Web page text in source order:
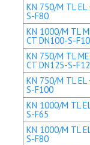
KN 750/M TL EL
S-F80
KN 1000/M TL
CT DN100-S-
KN 750/M TL
CT DN125-S-
KN 750/M TL EL
S-F100
KN 1000/M TL
S-F65
KN 1000/M TL
S-F80